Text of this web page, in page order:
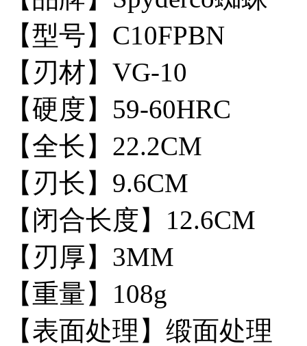
【型号】C10FPBN
【刃材】VG-10
【硬度】59-60HRC
【全长】22.2CM
【刃长】9.6CM
【闭合长度】12.6CM
【刃厚】3MM
【重量】108g
【表面处理】缎面处理